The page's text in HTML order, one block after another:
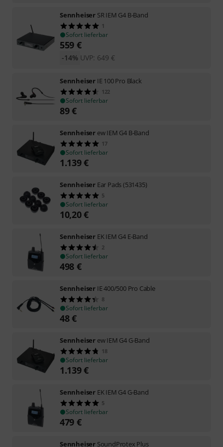
Sennheiser SR IEM G4 B-Band
1
Sofort lieferbar
559 €
UVP: 649 €
-14%
Sennheiser IE 100 Pro Black
122
Sofort lieferbar
89€
Sennheiser ew IEM G4 B-Band
17
Sofort lieferbar
1.139€
Sennheiser Ear Pads (531435)
5
Sofort lieferbar
10,20€
Sennheiser EK IEM G4 E-Band
2
Sofort lieferbar
498 €
Sennheiser IE 400/500 Pro Cable
8
Sofort lieferbar
48€
Sennheiser ew IEM G4 G-Band
18
Sofort lieferbar
1.139€
Sennheiser EK IEM G4 G-Band
5
Sofort lieferbar
479 €
Sennheiser SoundProtex Plus